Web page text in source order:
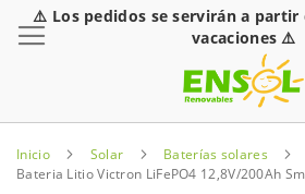
⚠️ Los pedidos se servirán a partir
vacaciones ⚠️
Inicio Solar Baterías solares
Bateria Litio Victron LiFePO4 12,8V/200Ah